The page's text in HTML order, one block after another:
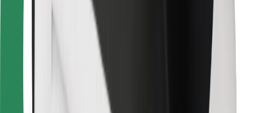
Bolt Food
Za lastnike voznih parkov
Za restavracije
Bolt za podjetja